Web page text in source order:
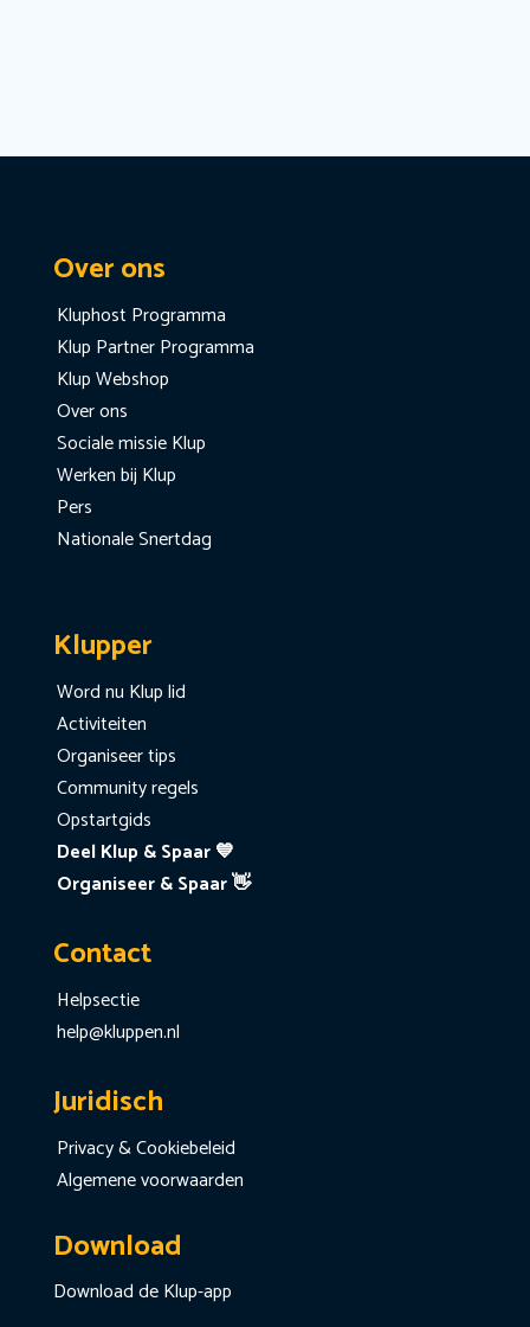
Over ons
Kluphost Programma
Klup Partner Programma
Klup Webshop
Over ons
Sociale missie Klup
Werken bij Klup
Pers
Nationale Snertdag
Klupper
Word nu Klup lid
Activiteiten
Organiseer tips
Community regels
Opstartgids
Deel Klup & Spaar 💙
Organiseer & Spaar 👋
Contact
Helpsectie
help@kluppen.nl
Juridisch
Privacy & Cookiebeleid
Algemene voorwaarden
Download
Download de Klup-app